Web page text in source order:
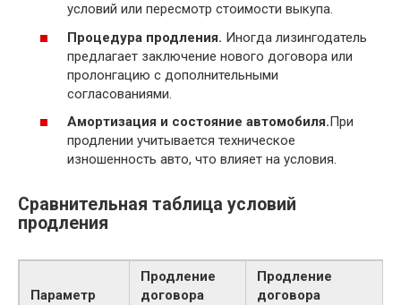
условий или пересмотр стоимости выкупа.
Процедура продления. Иногда лизингодатель
предлагает заключение нового договора или
пролонгацию с дополнительными
согласованиями.
Амортизация и состояние автомобиля.При
продлении учитывается техническое
изношенность авто, что влияет на условия.
Сравнительная таблица условий
продления
Параметр
Продление
договора
Продление
договора